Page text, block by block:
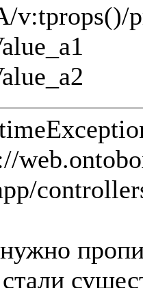
v:tprops()/